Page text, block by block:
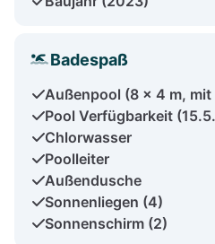
Badespaß
Außenpool (8 x 4 m, mit
Pool Verfügbarkeit
Chlorwasser
Poolleiter
Außendusche
Sonnenliegen (4)
Sonnenschirm (2)